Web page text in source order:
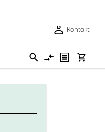
Kontakt